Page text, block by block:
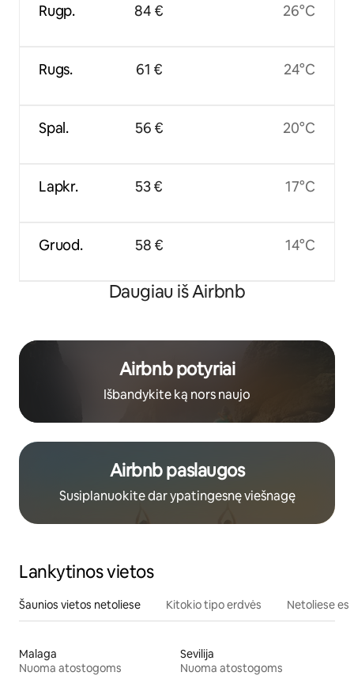
Rugp.
Rugs.
Spal.
Lapkr.
Gruod.
84 €
61 €
56 €
53 €
58 €
26°C
24°C
20°C
17°C
14°C
Daugiau iš Airbnb
Airbnb potyriai
Išbandykite ką nors naujo
Airbnb paslaugos
Susiplanuokite dar ypatingesnę viešnagę
Lankytinos vietos
Šaunios vietos netoliese Kitokio tipo erdvės Netoliese
Malaga
Nuoma atostogoms
Sevilija
Nuoma atostogoms